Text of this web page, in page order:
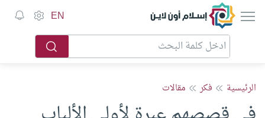
إسلام أون لاين EN
الرئيسية فكر مقالات